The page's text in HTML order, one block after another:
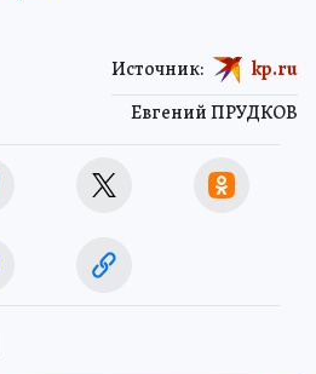
Евгений ПРУДКОВ
Источник: kp.ru